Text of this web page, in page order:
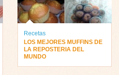
Recetas
LOS MEJORES MUFFINS DE
LA REPOSTERIA DEL
MUNDO